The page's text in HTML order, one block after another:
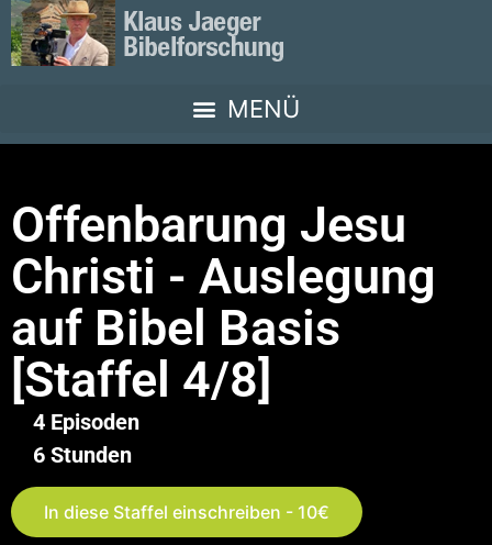
Offenbarung Jesu
Christi - Auslegung
auf Bibel Basis
[Staffel 4/8]
4 Episoden
6 Stunden
In diese Staffel einschreiben - 10€